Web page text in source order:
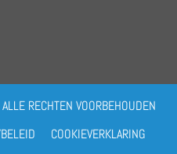
RECHTEN VOORBEHOUDEN
COOKIEVERKLARING